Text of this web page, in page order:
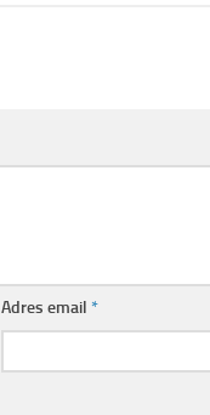
Adres email*